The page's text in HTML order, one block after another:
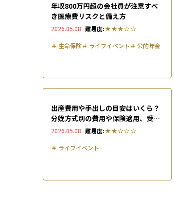
年収800万円超の会社員が注意すべ
き医療費リスクと備え方
2026.05.08 難易度:
＃ 生命保険＃ ライフイベント＃ 公的年金
出産費用や手出しの目安はいくら？
分娩方式別の費用や保険適用、受け
取れる給付金も解説
2026.05.08 難易度:
＃ ライフイベント